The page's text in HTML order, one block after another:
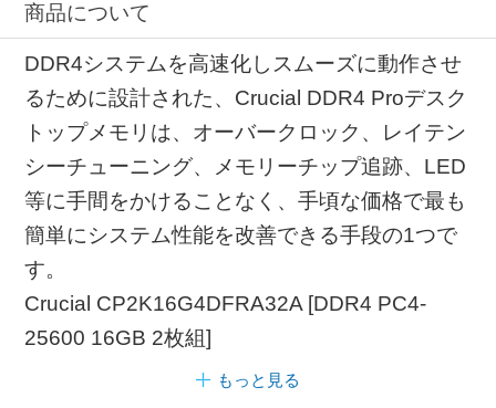
商品について
DDR4システムを高速化しスムーズに動作させ
るために設計された、Crucial DDR4 Proデスク
トップメモリは、オーバークロック、レイテン
シーチューニング、メモリーチップ追跡、LED
等に手間をかけることなく、手頃な価格で最も
簡単にシステム性能を改善できる手段の1つで
す。
Crucial CP2K16G4DFRA32A [DDR4 PC4-
25600 16GB 2枚組]
もっと見る